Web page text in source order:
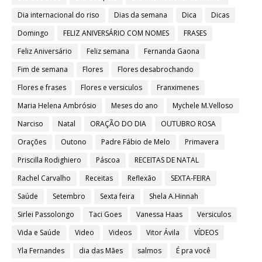
Dia internacional do riso
Dias da semana Dica
Dicas
Domingo
FELIZ ANIVERSÁRIO COM NOMES
FRASES
Feliz Aniversário
Feliz semana
Fernanda Gaona
Fim de semana
Flores
Flores desabrochando
Flores e frases
Flores e versiculos
Franximenes
Maria Helena Ambrósio
Meses do ano
Mychele M.Velloso
Narciso
Natal ORAÇÃO DO DIA
OUTUBRO ROSA
Orações
Outono Padre Fábio de Melo
Primavera
Priscilla Rodighiero
Páscoa
RECEITAS DE NATAL
Rachel Carvalho
Receitas Reflexão
SEXTA-FEIRA
Saúde
Setembro Sexta feira
Shela A.Hinnah
Sirlei Passolongo
Taci Goes Vanessa Haas
Versiculos
Vida e Saúde
Video Videos Vitor Ávila
VÍDEOS
Yla Fernandes
dia das Mães salmos É pra você